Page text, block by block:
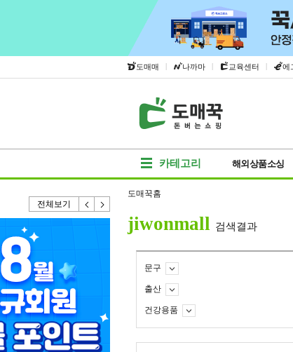
도매매 | 나까마 | 교육센터 | 에
카테고리 해외상품소싱
전체보기
도매꾹홈
jiwonmall 검색결과
문구
출산
건강용품